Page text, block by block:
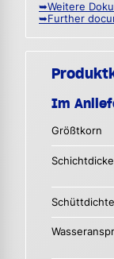
➥Weitere
➥Further
Im
Größtkorn
Schichtdicke
Schüttdichte